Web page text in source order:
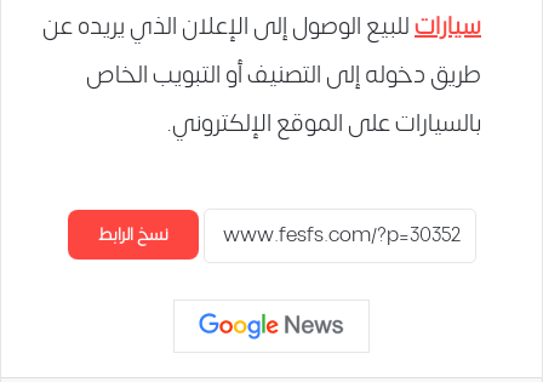
سياراتللبيع الوصول إلى الإعلان الذي يريده عن
طريق دخوله إلى التصنيف أو التبويب الخاص
بالسيارات على الموقع الإلكتروني.
نسخ الرابط